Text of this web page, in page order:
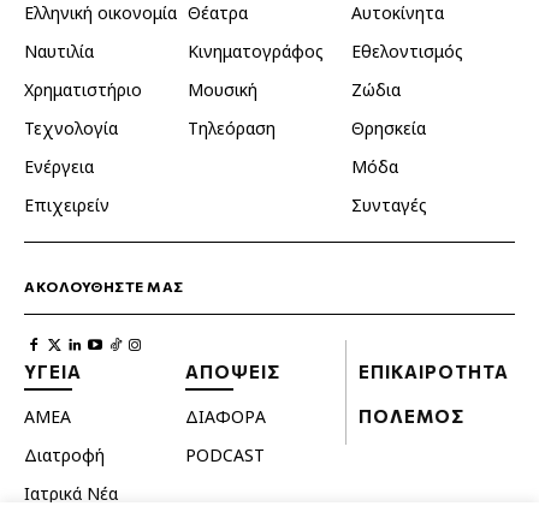
Ελληνική οικονομία
Ναυτιλία
Χρηματιστήριο
Τεχνολογία
Ενέργεια
Επιχειρείν
Θέατρα
Κινηματογράφος
Μουσική
Τηλεόραση
Αυτοκίνητα
Εθελοντισμός
Ζώδια
Θρησκεία
Μόδα
Συνταγές
ΑΚΟΛΟΥΘΗΣΤΕ ΜΑΣ
ΥΓΕΙΑ
ΑΜΕΑ
Διατροφή
Ιατρικά Νέα
ΑΠΟΨΕΙΣ
ΔΙΑΦΟΡΑ
PODCAST
ΕΠΙΚΑΙΡΟΤΗΤΑ
ΠΟΛΕΜΟΣ